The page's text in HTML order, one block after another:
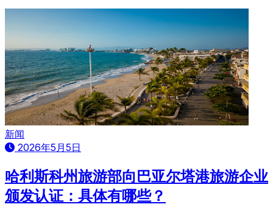
新闻
2026年5月5日
哈利斯科州旅游部向巴亚尔塔港旅游企业
颁发认证：具体有哪些？